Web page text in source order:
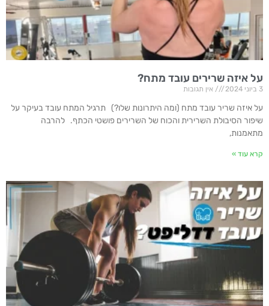
על איזה שרירים עובד מתח?
3 ביוני 2024 אין תגובות
על איזה שריר עובד מתח (ומה היתרונות שלו?) תרגיל המתח עובד בעיקר על
שיפור הסיבולת השרירית והכוח של השרירים פושטי הכתף. להרבה
מתאמנות,
קרא עוד »